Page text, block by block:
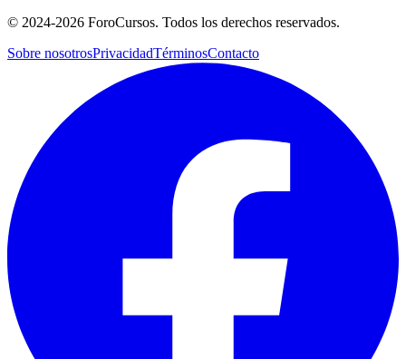
© 2024-2026 ForoCursos. Todos los derechos reservados.
Sobre nosotrosPrivacidadTérminosContacto